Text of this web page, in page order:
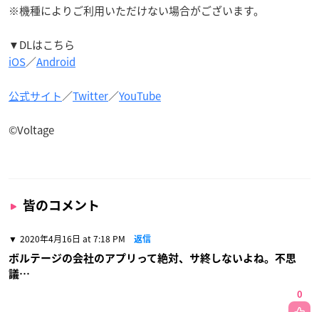
※機種によりご利用いただけない場合がございます。
▼DLはこちら
iOS／Android
公式サイト／Twitter／YouTube
©Voltage
皆のコメント
2020年4月16日 at 7:18 PM 返信
ボルテージの会社のアプリって絶対、サ終しないよね。不思
議…
0